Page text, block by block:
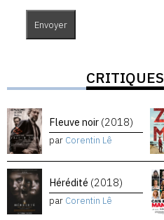
CRITIQUES
Fleuve noir (2018)
par Corentin Lê
Hérédité (2018)
par Corentin Lê